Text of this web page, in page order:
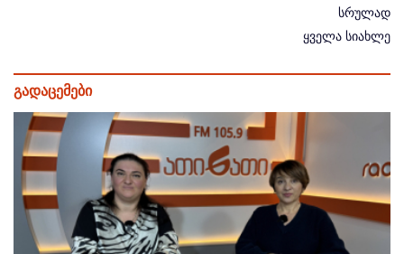
სრულად
ყველა სიახლე
გადაცემები